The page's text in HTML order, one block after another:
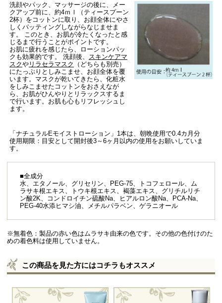
洗顔やパック、マッサージの後に、メー
クアップ前に、約4ｍｌ（ティースプーン
2杯）をコットンに取り、お顔全体にやさ
しくパッティングしながらなじませま
す。 このとき、お肌が冷たくなったと感
じるまで行うことがポイントです。
お肌に疲れを感じたら、ローションパッ
クも効果的です。 洗顔後、
スキンケアマ
スクや リラセラマスク
（どちらも別売）
にたっぷりとしみこませ、お顔全体を覆
います。マスクが乾いてきたら、化粧水
をしみこませたコットンをおさえなが
ら、お肌がひんやりとリラックスするま
で行います。お肌も心もリフレッシュし
ます。
「ナチュラルEモイストローション」1本は、朝晩使用で0.4カ月分
使用期限：目安として開封後3～6ヶ月以内の使用をお願いしていま
す。
■全成分
水、エタノール、グリセリン、PEG-75、トコフェロール、ム
ラサキ根エキス、トウキ根エキス、褐藻エキス、グリチルリチ
ン酸2K、コンドロイチン硫酸Na、ヒアルロン酸Na、PCA-Na、
PEG-40水添ヒマシ油、メチルパラベン、ゲラニオール
※無着色：製品の赤い色はムラサキ由来の色です。その他の色付けのた
めの着色料は使用していません。
この商品を見た方にはコチラもオススメ